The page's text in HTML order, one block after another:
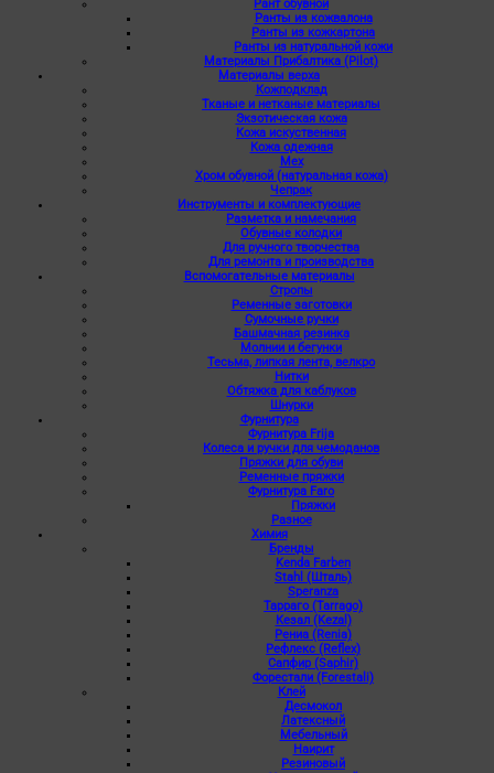
Рант обувной
Ранты из кожвалона
Ранты из кожкартона
Ранты из натуральной кожи
Материалы Прибалтика (Pilot)
Материалы верха
Кожподклад
Тканые и нетканые материалы
Экзотическая кожа
Кожа искуственная
Кожа одежная
Мех
Хром обувной (натуральная кожа)
Чепрак
Инструменты и комплектующие
Разметка и намечания
Обувные колодки
Для ручного творчества
Для ремонта и производства
Вспомогательные материалы
Стропы
Ременные заготовки
Сумочные ручки
Башмачная резинка
Молнии и бегунки
Тесьма, липкая лента, велкро
Нитки
Обтяжка для каблуков
Шнурки
Фурнитура
Фурнитура Frija
Колеса и ручки для чемоданов
Пряжки для обуви
Ременные пряжки
Фурнитура Faro
Пряжки
Разное
Химия
Бренды
Kenda Farben
Stahl (Шталь)
Speranza
Тарраго (Tarrago)
Кезал (Kezal)
Рениа (Renia)
Рефлекс (Reflex)
Сапфир (Saphir)
Форестали (Forestali)
Клей
Десмокол
Латексный
Мебельный
Наирит
Резиновый